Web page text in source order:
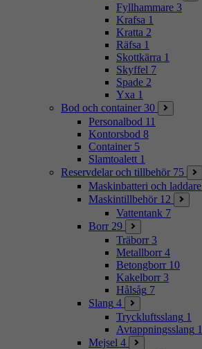
Fyllhammare 3
Krafsa 1
Kratta 2
Räfsa 1
Skottkärra 1
Skyffel 7
Spade 2
Yxa 1
Bod och container 30
Personalbod 11
Kontorsbod 8
Container 5
Slamtoalett 1
Reservdelar och tillbehör 75
Maskinbatteri och laddare
Maskintillbehör 12
Vattentank 7
Borr 29
Träborr 3
Metallborr 4
Betongborr 10
Kakelborr 3
Hålsåg 7
Slang 4
Tryckluftsslang 1
Avtappningsslang 1
Mejsel 4